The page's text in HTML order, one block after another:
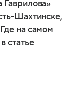
Шахтинске,
на самом
статье